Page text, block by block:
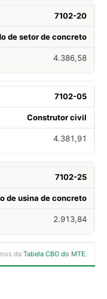
7102-20
de setor de concreto
4.386,58
7102-05
Construtor civil
4.381,91
7102-25
de usina de concreto
2.913,84
da Tabela CBO do MTE.